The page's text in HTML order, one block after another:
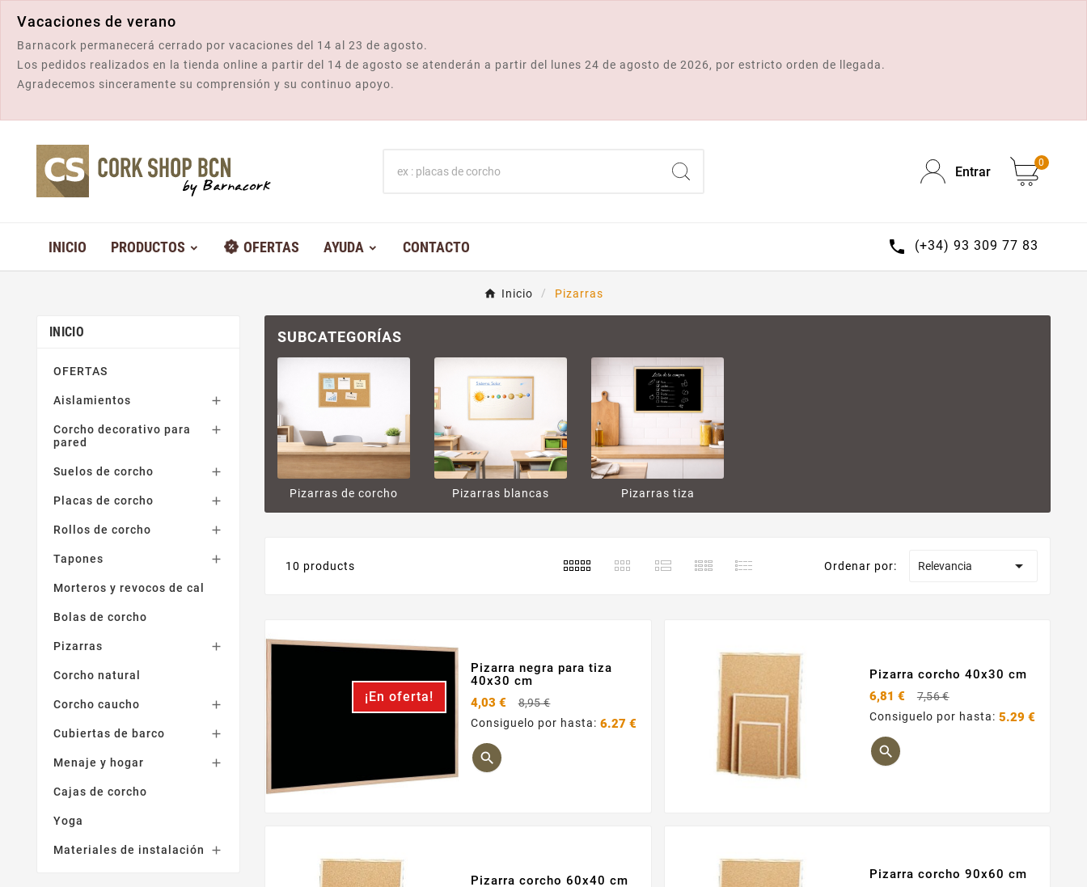
Vacaciones de verano
Barnacork permanecerá cerrado por vacaciones del 14 al 23 de agosto.
Los pedidos realizados en la tienda online a partir del 14 de agosto se atenderán a partir del lunes 24 de agosto de 2026, por estricto orden de llegada.
Agradecemos sinceramente su comprensión y su continuo apoyo.
Entrar
0
INICIO PRODUCTOS OFERTAS AYUDA CONTACTO  (+34) 93 309 77 83
Inicio Pizarras
INICIO
OFERTAS
Aislamientos 
Corcho decorativo para
pared

Suelos de corcho 
Placas de corcho 
Rollos de corcho 
Tapones 
Morteros y revocos de cal
Bolas de corcho
Pizarras 
Corcho natural
Corcho caucho 
Cubiertas de barco 
Menaje y hogar 
Cajas de corcho
Yoga
Materiales de instalación 
SUBCATEGORÍAS
Pizarras de corcho Pizarras blancas Pizarras tiza
10 products Ordenar por: Relevancia 
¡En oferta!
Pizarra negra para tiza
40x30 cm
4,03 €
8,95 €
Consiguelo por hasta: 6.27 €

Pizarra corcho 40x30 cm
6,81 €
7,56 €
Consiguelo por hasta: 5.29 €

Pizarra corcho 60x40 cm
Pizarra corcho 90x60 cm